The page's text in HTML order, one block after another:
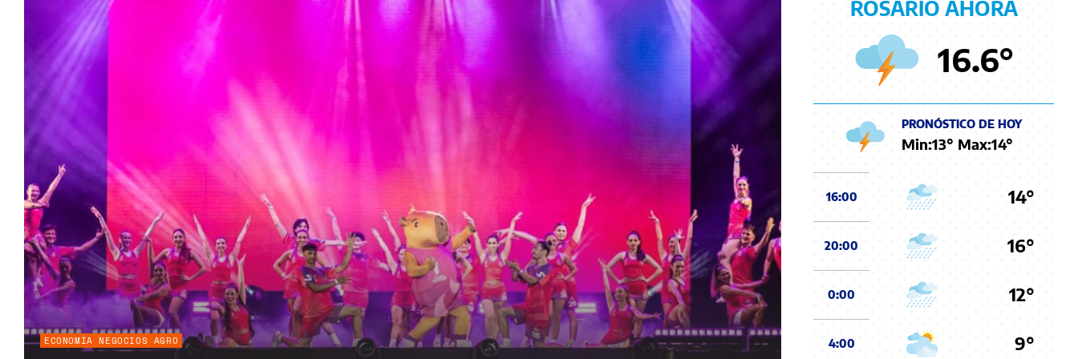
ECONOMÍA NEGOCIOS AGRO
ROSARIO AHORA
16.6°
PRONÓSTICO DE HOY
Min:13° Max:14°
16:00 14°
20:00 16°
0:00 12°
4:00 9°